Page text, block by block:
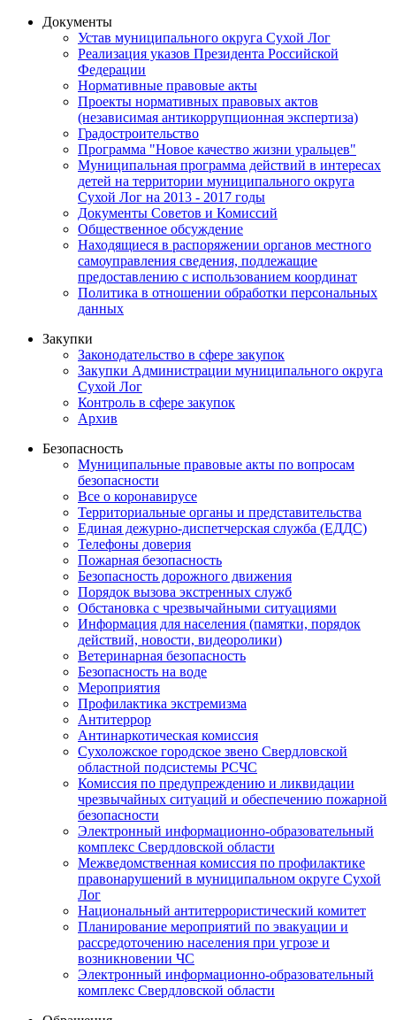
Документы
Устав муниципального округа Сухой Лог
Реализация указов Президента Российской
Федерации
Нормативные правовые акты
Проекты нормативных правовых актов
(независимая антикоррупционная экспертиза)
Градостроительство
Программа "Новое качество жизни уральцев"
Муниципальная программа действий в интересах
детей на территории муниципального округа
Сухой Лог на 2013 - 2017 годы
Документы Советов и Комиссий
Общественное обсуждение
Находящиеся в распоряжении органов местного
самоуправления сведения, подлежащие
предоставлению с использованием координат
Политика в отношении обработки персональных
данных
Закупки
Законодательство в сфере закупок
Закупки Администрации муниципального округа
Сухой Лог
Контроль в сфере закупок
Архив
Безопасность
Муниципальные правовые акты по вопросам
безопасности
Все о коронавирусе
Территориальные органы и представительства
Единая дежурно-диспетчерская служба (ЕДДС)
Телефоны доверия
Пожарная безопасность
Безопасность дорожного движения
Порядок вызова экстренных служб
Обстановка с чрезвычайными ситуациями
Информация для населения (памятки, порядок
действий, новости, видеоролики)
Ветеринарная безопасность
Безопасность на воде
Мероприятия
Профилактика экстремизма
Антитеррор
Антинаркотическая комиссия
Сухоложское городское звено Свердловской
областной подсистемы РСЧС
Комиссия по предупреждению и ликвидации
чрезвычайных ситуаций и обеспечению пожарной
безопасности
Электронный информационно-образовательный
комплекс Cвердловской области
Межведомственная комиссия по профилактике
правонарушений в муниципальном округе Сухой
Лог
Национальный антитеррористический комитет
Планирование мероприятий по эвакуации и
рассредоточению населения при угрозе и
возникновении ЧС
Электронный информационно-образовательный
комплекс Свердловской области